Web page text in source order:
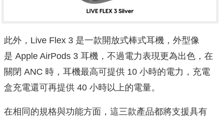
此外，Live Flex 3 是一款開放式棒式耳機，外型像
是 Apple AirPods 3 耳機，不過電力表現更為出色，在
關閉 ANC 時，耳機最高可提供 10 小時的電力，充電
盒充電還可再提供 40 小時以上的電量。
在相同的規格與功能方面，這三款產品都將支援具有